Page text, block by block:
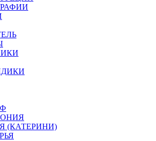
(КАТЕРИНИ)